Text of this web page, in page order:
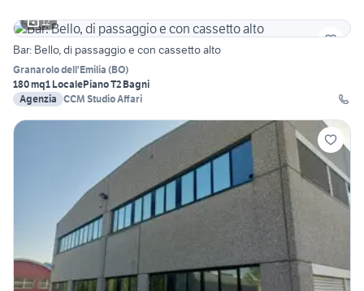
12
Bar: Bello, di passaggio e con cassetto alto
Granarolo dell'Emilia (BO)
180 mq1 LocalePiano T2 Bagni
Agenzia CCM Studio Affari